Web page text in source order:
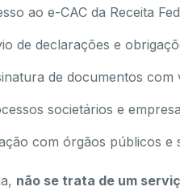
ao e-CAC da Receita
de declarações e
de documentos com
societários e
com órgãos públicos e
não se trata de um